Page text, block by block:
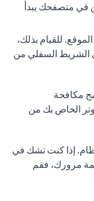
في متصفحك يبدأ
للقيام بذلك،
الشريط السفلي من
مكافحة
الخاص بك من
إذا كنت تشك في
مرورك، فقم